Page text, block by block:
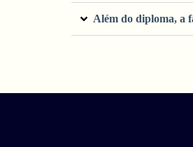
Além do diploma, a